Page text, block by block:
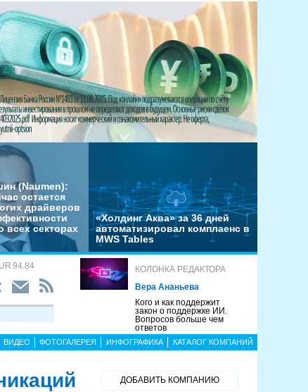
(Naumen):
остается
драйверов
всех секторах
«Холдинг Аква» за 36 дней
автоматизировал комплаенс в
MWS Tables
94.84
КОЛОНКА РЕДАКТОРА
Вера Ананьева
Кого и как поддержит
закон о поддержке ИИ.
Вопросов больше чем
ответов
ВИДЕО ФОТОГАЛЕРЕЯ ИНФОГРАФИКА КАТАЛОГ КОМПАНИЙ
ДОБАВИТЬ КОМПАНИЮ